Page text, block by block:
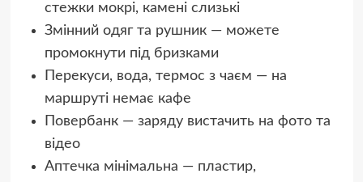
стежки мокрі, камені слизькі
Змінний одяг та рушник — можете
промокнути під бризками
Перекуси, вода, термос з чаєм — на
маршруті немає кафе
Повербанк — заряду вистачить на фото та
відео
Аптечка мінімальна — пластир,